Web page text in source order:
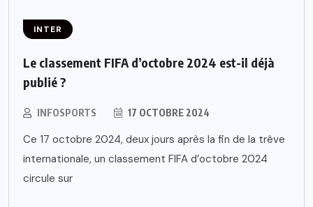
INTER
Le classement FIFA d’octobre 2024 est-il déjà
publié ?
INFOSPORTS 17 OCTOBRE 2024
Ce 17 octobre 2024, deux jours après la fin de la trêve
internationale, un classement FIFA d’octobre 2024
circule sur